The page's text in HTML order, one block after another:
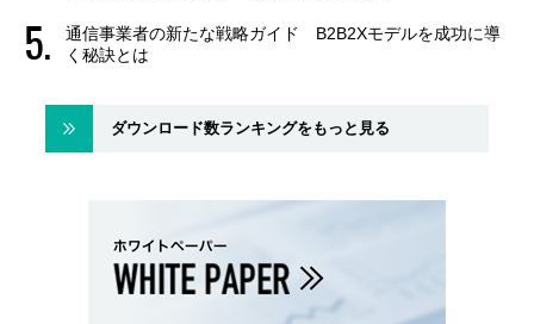
通信事業者の新たな戦略ガイド B2B2Xモデルを成功に導
く秘訣とは
ダウンロード数ランキングをもっと見る